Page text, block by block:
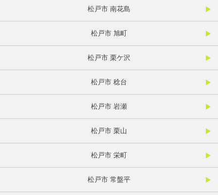
松戸市 南花島
松戸市 旭町
松戸市 栗ケ沢
松戸市 稔台
松戸市 岩瀬
松戸市 栗山
松戸市 栄町
松戸市 常盤平